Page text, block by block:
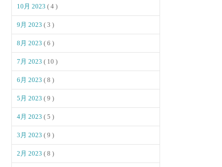
10月 2023( 4 )
9月 2023( 3 )
8月 2023( 6 )
7月 2023( 10 )
6月 2023( 8 )
5月 2023( 9 )
4月 2023( 5 )
3月 2023( 9 )
2月 2023( 8 )